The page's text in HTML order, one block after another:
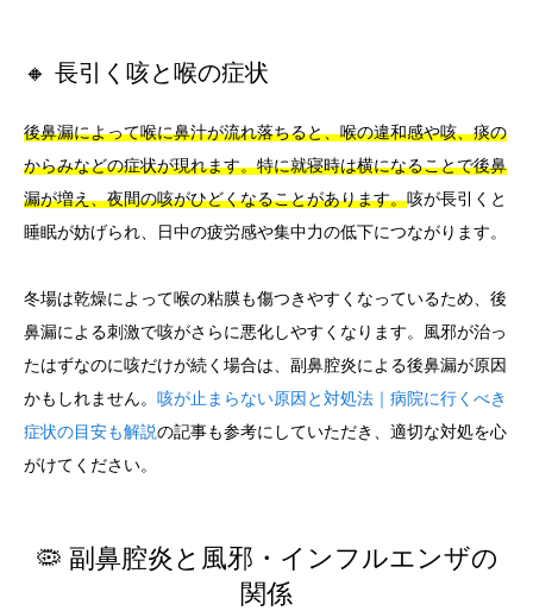
🔸 長引く咳と喉の症状
後鼻漏によって喉に鼻汁が流れ落ちると、喉の違和感や咳、痰の
からみなどの症状が現れます。特に就寝時は横になることで後鼻
漏が増え、夜間の咳がひどくなることがあります。咳が長引くと
睡眠が妨げられ、日中の疲労感や集中力の低下につながります。
冬場は乾燥によって喉の粘膜も傷つきやすくなっているため、後
鼻漏による刺激で咳がさらに悪化しやすくなります。風邪が治っ
たはずなのに咳だけが続く場合は、副鼻腔炎による後鼻漏が原因
かもしれません。 咳が止まらない原因と対処法｜病院に行くべき
症状の目安も解説の記事も参考にしていただき、適切な対処を心
がけてください。
🦠 副鼻腔炎と風邪・インフルエンザの
関係